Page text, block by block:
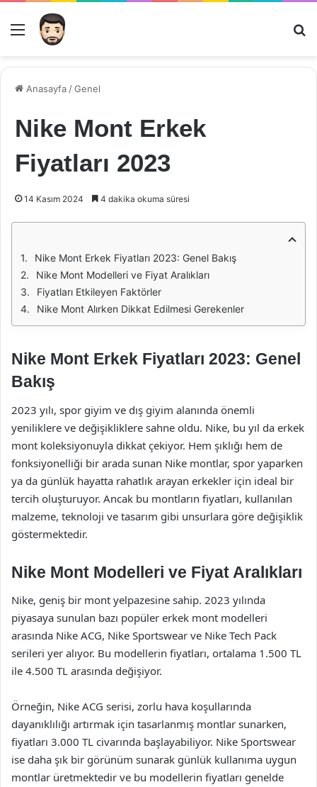
Menü
Anasayfa /Genel
Nike Mont Erkek
Fiyatları 2023
14 Kasım 2024 4 dakika okuma süresi
Nike Mont Erkek Fiyatları 2023: Genel Bakış
Nike Mont Modelleri ve Fiyat Aralıkları
Fiyatları Etkileyen Faktörler
Nike Mont Alırken Dikkat Edilmesi Gerekenler
Nike Mont Erkek Fiyatları 2023: Genel
Bakış
2023 yılı, spor giyim ve dış giyim alanında önemli
yeniliklere ve değişikliklere sahne oldu. Nike, bu yıl da erkek
mont koleksiyonuyla dikkat çekiyor. Hem şıklığı hem de
fonksiyonelliği bir arada sunan Nike montlar, spor yaparken
ya da günlük hayatta rahatlık arayan erkekler için ideal bir
tercih oluşturuyor. Ancak bu montların fiyatları, kullanılan
malzeme, teknoloji ve tasarım gibi unsurlara göre değişiklik
göstermektedir.
Nike Mont Modelleri ve Fiyat Aralıkları
Nike, geniş bir mont yelpazesine sahip. 2023 yılında
piyasaya sunulan bazı popüler erkek mont modelleri
arasında Nike ACG, Nike Sportswear ve Nike Tech Pack
serileri yer alıyor. Bu modellerin fiyatları, ortalama 1.500 TL
ile 4.500 TL arasında değişiyor.
Örneğin, Nike ACG serisi, zorlu hava koşullarında
dayanıklılığı artırmak için tasarlanmış montlar sunarken,
fiyatları 3.000 TL civarında başlayabiliyor. Nike Sportswear
ise daha şık bir görünüm sunarak günlük kullanıma uygun
montlar üretmektedir ve bu modellerin fiyatları genelde